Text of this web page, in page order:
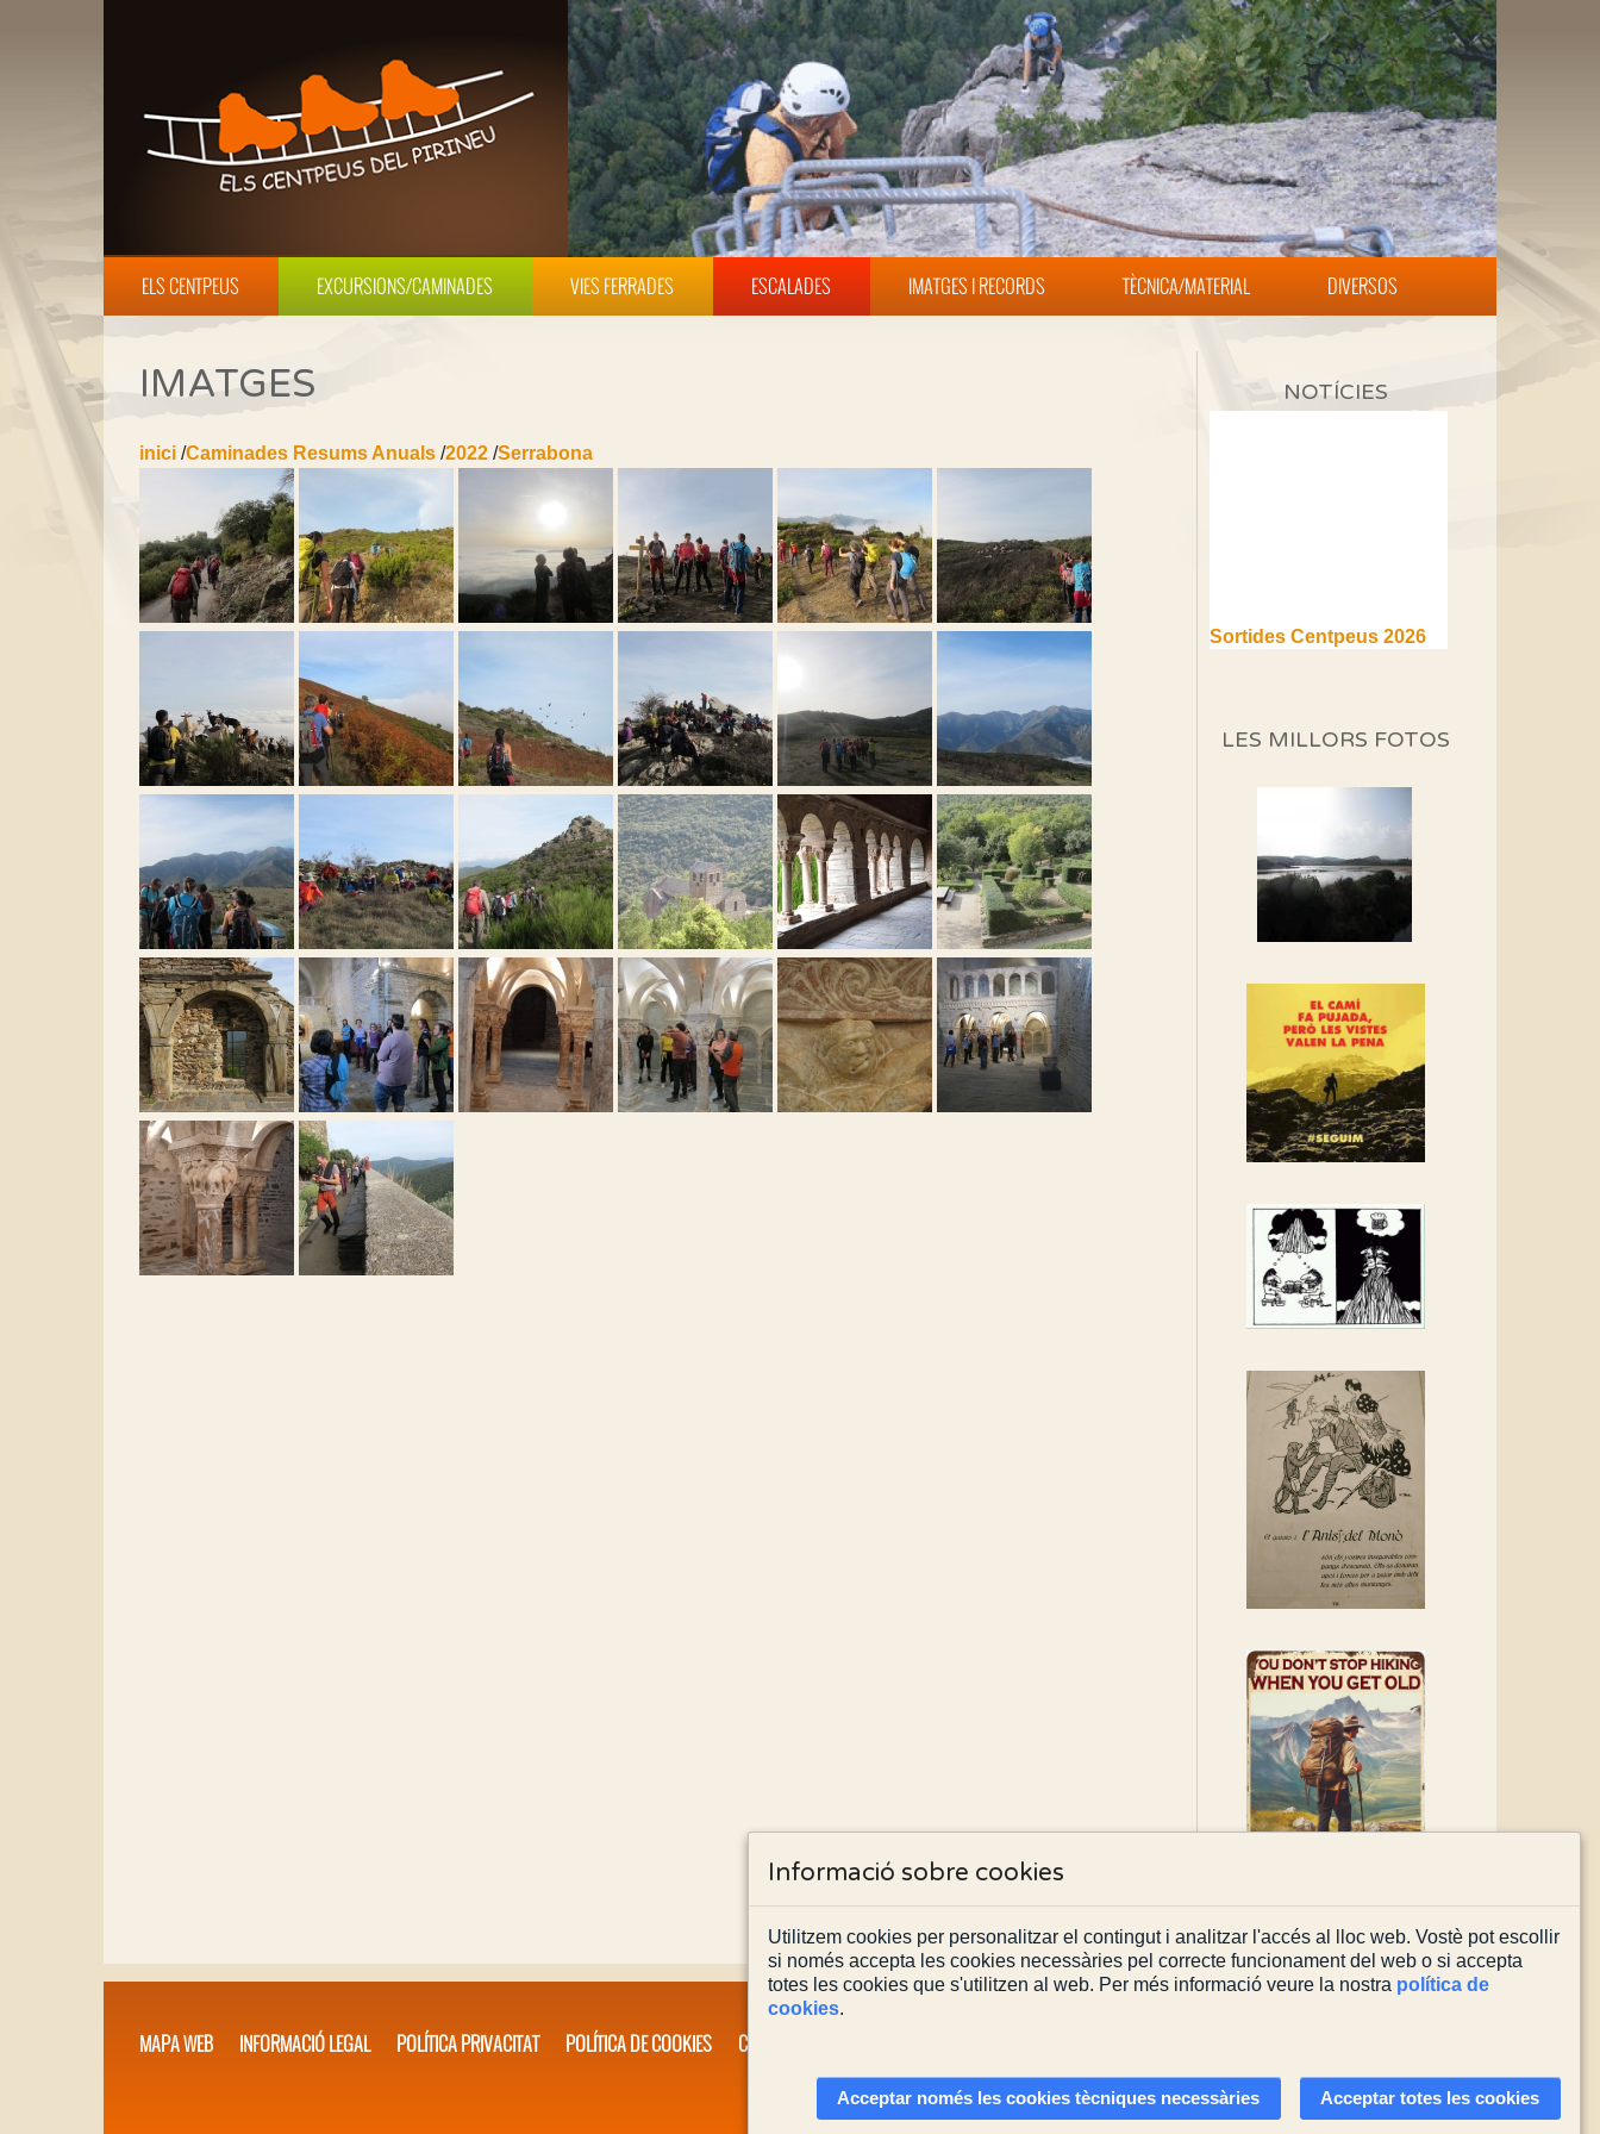
ELS CENTPEUS EXCURSIONS/CAMINADES VIES FERRADES ESCALADES IMATGES I RECORDS TÈCNICA/MATERIAL DIVERSOS
IMATGES
inici /Caminades Resums Anuals /2022 /Serrabona
NOTÍCIES
(1a part)
Si no podem caminar,
alguna cosa hem de fer...
Els Centpeus signen el
Manifest a favor dels
associació adhereix-te al
Rebem un diploma dels
Amics de Sant Aniol
d'Aguja
Els Centpeus estem
recuperació del refugi i de
l'entorn de Sant Aniol
LES MILLORS FOTOS
MAPA WEB INFORMACIÓ LEGAL POLÍTICA PRIVACITAT POLÍTICA DE COOKIES CONTACTA'NS
Actualitzada el03/08/2026
Informació sobre cookies
Utilitzem cookies per personalitzar el contingut i analitzar l'accés al lloc web. Vostè pot escollir
si només accepta les cookies necessàries pel correcte funcionament del web o si accepta
totes les cookies que s'utilitzen al web. Per més informació veure la nostra política de
cookies.
Acceptar només les cookies tècniques necessàries Acceptar totes les cookies